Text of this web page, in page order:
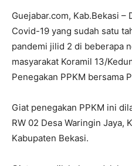
Guejabar.com, Kab.Bekasi –
Covid-19 yang sudah satu
pandemi jilid 2 di beberapa
masyarakat Koramil 13/
Penegakan PPKM bersama
Giat penegakan PPKM ini
RW 02 Desa Waringin Jaya,
Kabupaten Bekasi.